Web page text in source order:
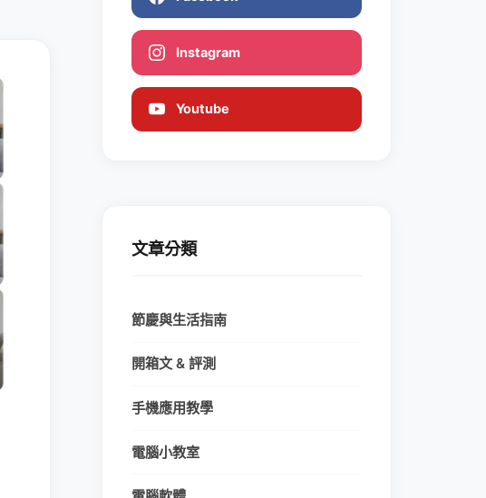
Instagram
Youtube
文章分類
節慶與生活指南
開箱文 & 評測
手機應用教學
電腦小教室